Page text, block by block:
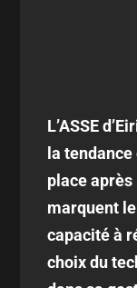
L’ASSE
la
place
marquent
capacité à
choix du